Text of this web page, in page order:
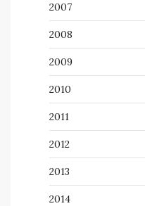
2007
2008
2009
2010
2011
2012
2013
2014